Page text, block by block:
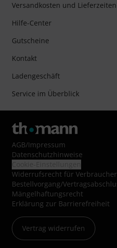
Versandkosten und Lieferzeiten
Hilfe-Center
Gutscheine
Kontakt
Ladengeschäft
Service im Überblick
AGB/Impressum
Datenschutzhinweise
Widerrufsrecht für Verbraucher
Bestellvorgang/
Mängelhaftungsrecht
Erklärung zur Barrierefreiheit
Vertrag widerrufen